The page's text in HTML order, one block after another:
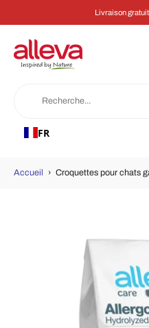
Livraison
FR
Accueil › Croquettes pour chats